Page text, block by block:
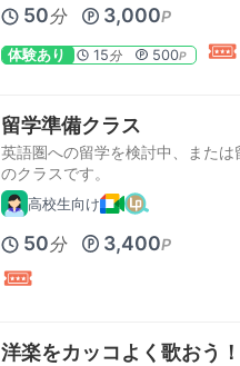
50分 3,000P
体験あり 15分 500P
留学準備クラス
英語圏への留学を検討中、また
のクラスです。
高校生向け
50分 3,400P
洋楽をカッコよく歌おう！